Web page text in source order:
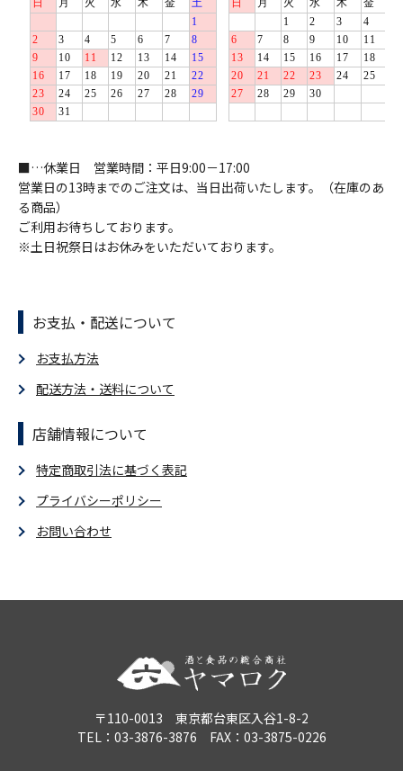
■…休業日 営業時間：平日9:00－17:00
営業日の13時までのご注文は、当日出荷いたします。（在庫のあ
る商品）
ご利用お待ちしております。
※土日祝祭日はお休みをいただいております。
お支払・配送について
お支払方法
配送方法・送料について
店舗情報について
特定商取引法に基づく表記
プライバシーポリシー
お問い合わせ
〒110-0013 東京都台東区入谷1-8-2
TEL：03-3876-3876 FAX：03-3875-0226